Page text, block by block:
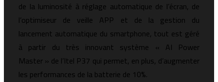
de la luminosité à réglage automatique de l’écran, de
l’optimiseur de veille APP et de la gestion du
lancement automatique du smartphone, tout est géré
à partir du très innovant système « AI Power
Master » de l’Itel P37 qui permet, en plus, d’augmenter
les performances de la batterie de 10%.